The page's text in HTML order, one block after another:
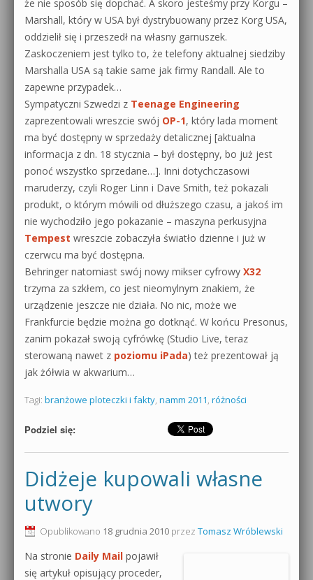
że nie sposób się dopchać. A skoro jesteśmy przy Korgu –
Marshall, który w USA był dystrybuowany przez Korg USA,
oddzielił się i przeszedł na własny garnuszek.
Zaskoczeniem jest tylko to, że telefony aktualnej siedziby
Marshalla USA są takie same jak firmy Randall. Ale to
zapewne przypadek…
Sympatyczni Szwedzi z Teenage Engineering
zaprezentowali wreszcie swój OP-1, który lada moment
ma być dostępny w sprzedaży detalicznej [aktualna
informacja z dn. 18 stycznia – był dostępny, bo już jest
ponoć wszystko sprzedane…]. Inni dotychczasowi
maruderzy, czyli Roger Linn i Dave Smith, też pokazali
produkt, o którym mówili od dłuższego czasu, a jakoś im
nie wychodziło jego pokazanie – maszyna perkusyjna
Tempest wreszcie zobaczyła światło dzienne i już w
czerwcu ma być dostępna.
Behringer natomiast swój nowy mikser cyfrowy X32
trzyma za szkłem, co jest nieomylnym znakiem, że
urządzenie jeszcze nie działa. No nic, może we
Frankfurcie będzie można go dotknąć. W końcu Presonus,
zanim pokazał swoją cyfrówkę (Studio Live, teraz
sterowaną nawet z poziomu iPada) też prezentował ją
jak żółwia w akwarium…
Tagi: branżowe ploteczki i fakty, namm 2011, różności
Podziel się:
Didżeje kupowali własne
utwory
Opublikowano 18 grudnia 2010 przez Tomasz Wróblewski
Na stronie Daily Mail pojawił
się artykuł opisujący proceder,